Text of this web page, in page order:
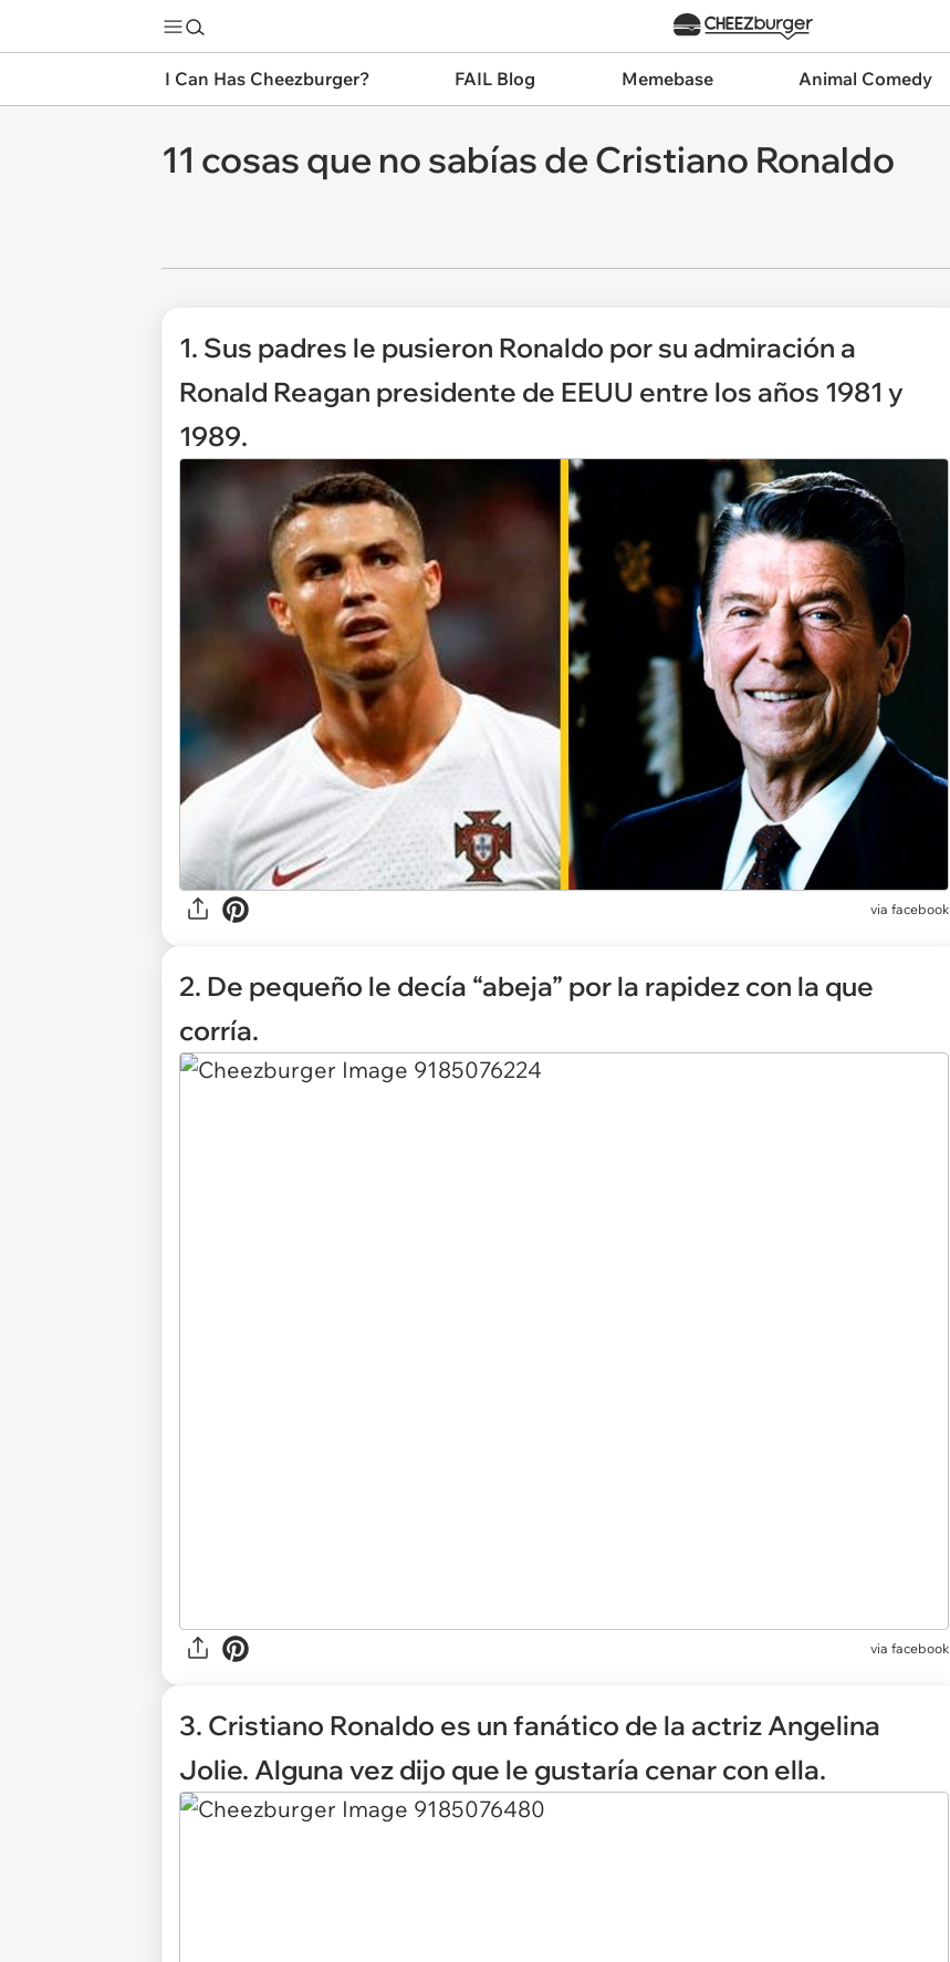
I Can Has Cheezburger? FAIL Blog Memebase Animal Comedy
11 cosas que no sabías de Cristiano Ronaldo
1. Sus padres le pusieron Ronaldo por su admiración a
Ronald Reagan presidente de EEUU entre los años 1981 y
1989.
via facebook
2. De pequeño le decía “abeja” por la rapidez con la que
corría.
via facebook
3. Cristiano Ronaldo es un fanático de la actriz Angelina
Jolie. Alguna vez dijo que le gustaría cenar con ella.